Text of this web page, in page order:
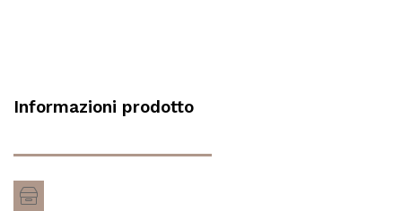
Informazioni prodotto